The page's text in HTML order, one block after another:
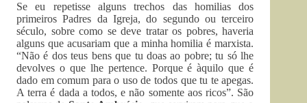
Se eu repetisse alguns trechos das homilias dos
primeiros Padres da Igreja, do segundo ou terceiro
século, sobre como se deve tratar os pobres, haveria
alguns que acusariam que a minha homilia é marxista.
“Não é dos teus bens que tu doas ao pobre; tu só lhe
devolves o que lhe pertence. Porque é àquilo que é
dado em comum para o uso de todos que tu te apegas.
A terra é dada a todos, e não somente aos ricos”. São